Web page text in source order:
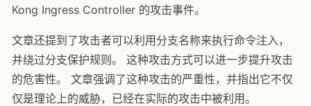
Kong Ingress Controller 的攻击事件。
文章还提到了攻击者可以利用分支名称来执行命令注入，
并绕过分支保护规则。 这种攻击方式可以进一步提升攻击
的危害性。 文章强调了这种攻击的严重性，并指出它不仅
仅是理论上的威胁，已经在实际的攻击中被利用。